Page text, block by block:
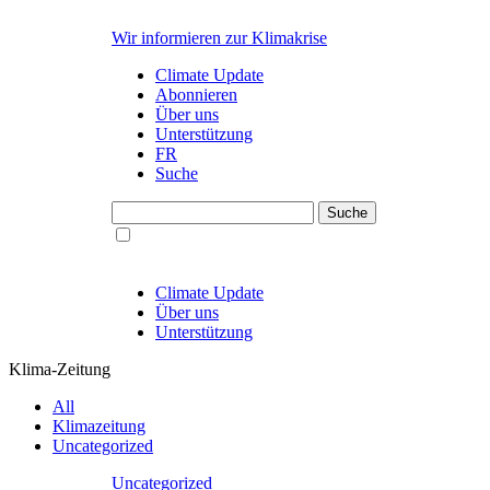
Wir informieren zur Klimakrise
Climate Update
Abonnieren
Über uns
Unterstützung
FR
Suche
Climate Update
Über uns
Unterstützung
Klima-Zeitung
All
Klimazeitung
Uncategorized
Uncategorized